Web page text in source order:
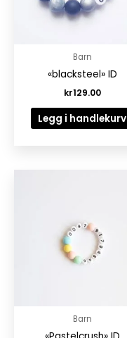
Barn
«blacksteel» ID
kr129.00
Legg i handlekurv
Barn